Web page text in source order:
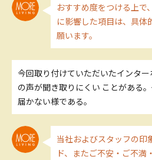
おすすめ度をつける上で
に影響した項目は、具体
願います。
今回取り付けていただいたインタ
の声が聞き取りにくい ことがある
届かない様である。
当社およびスタッフの印
ド、またご不安・ご不満